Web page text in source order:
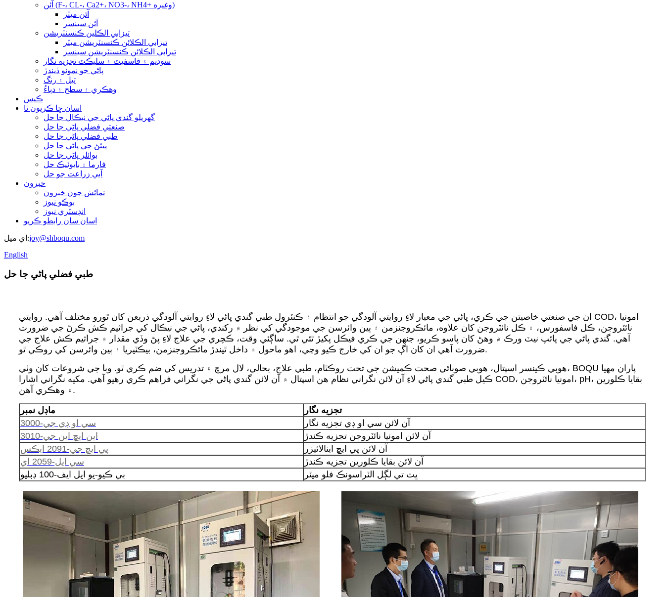
آئن (F-، CL-، Ca2+، NO3-، NH4+ وغيره)
آئن ميٽر
آئن سينسر
تيزابي الڪلين ڪنسنٽريشن
تيزابي الڪلائن ڪنسنٽريشن ميٽر
تيزابي الڪلائن ڪنسنٽريشن سينسر
سوڊيم ۽ فاسفيٽ ۽ سليڪٽ تجزيه نگار
پاڻي جو نمونو ڏيندڙ
تيل ۽ رنگ
وهڪري ۽ سطح ۽ دٻاءُ
ڪيس
اسان ڇا ڪريون ٿا
گهريلو گندي پاڻي جي نيڪال جا حل
صنعتي فضلي پاڻي جا حل
طبي فضلي پاڻي جا حل
پيئڻ جي پاڻي جا حل
بوائلر پاڻي جا حل
فارما ۽ بايوٽيڪ حل
آبي زراعت جو حل
خبرون
نمائش جون خبرون
بوڪو نيوز
انڊسٽري نيوز
اسان سان رابطو ڪريو
اي ميل:joy@shboqu.com
English
طبي فضلي پاڻي جا حل
ان جي صنعتي خاصيتن جي ڪري، پاڻي جي معيار لاءِ روايتي آلودگي جو انتظام ۽ ڪنٽرول طبي گندي پاڻي لاءِ روايتي آلودگي ذريعن کان ٿورو مختلف آهي. روايتي COD، امونيا
نائٽروجن، ڪل فاسفورس، ۽ ڪل نائٽروجن کان علاوه، مائڪروجنزمن ۽ ٻين وائرسن جي موجودگي کي نظر ۾ رکندي، پاڻي جي نيڪال کي جراثيم ڪش ڪرڻ جي ضرورت
آهي. گندي پاڻي جي پائپ نيٽ ورڪ ۾ وهڻ کان پاسو ڪريو، جنهن جي ڪري فيڪل پکيڙ ٿئي ٿي. ساڳئي وقت، ڪچري جي علاج لاءِ پڻ وڏي مقدار ۾ جراثيم ڪش علاج جي
ضرورت آهي ان کان اڳ جو ان کي خارج ڪيو وڃي، اهو ماحول ۾ داخل ٿيندڙ مائڪروجنزمن، بيڪٽيريا ۽ ٻين وائرسن کي روڪي ٿو.
هوبي ڪينسر اسپتال، هوبي صوبائي صحت ڪميشن جي تحت روڪٿام، طبي علاج، بحالي، لال مرچ ۽ تدريس کي ضم ڪري ٿو. وبا جي شروعات کان وٺي، BOQU پاران مهيا
ڪيل طبي گندي پاڻي لاءِ آن لائن نگراني نظام هن اسپتال ۾ آن لائن گندي پاڻي جي نگراني فراهم ڪري رهيو آهي. مکيه نگراني اشارا COD، امونيا نائٽروجن، pH، بقايا ڪلورين
۽ وهڪري آهن.
ماڊل نمبر
تجزيه نگار
سي او ڊي جي-3000
آن لائن سي او ڊي تجزيه نگار
اين ايڇ اين جي-3010
آن لائن امونيا نائٽروجن تجزيه ڪندڙ
پي ايڇ جي-2091 ايڪس
آن لائن پي ايڇ اينالائيزر
سي ايل-2059 اي
آن لائن بقايا ڪلورين تجزيه ڪندڙ
بي ڪيو-يو ايل ايف-100 ڊبليو
ڀت تي لڳل الٽراسونڪ فلو ميٽر